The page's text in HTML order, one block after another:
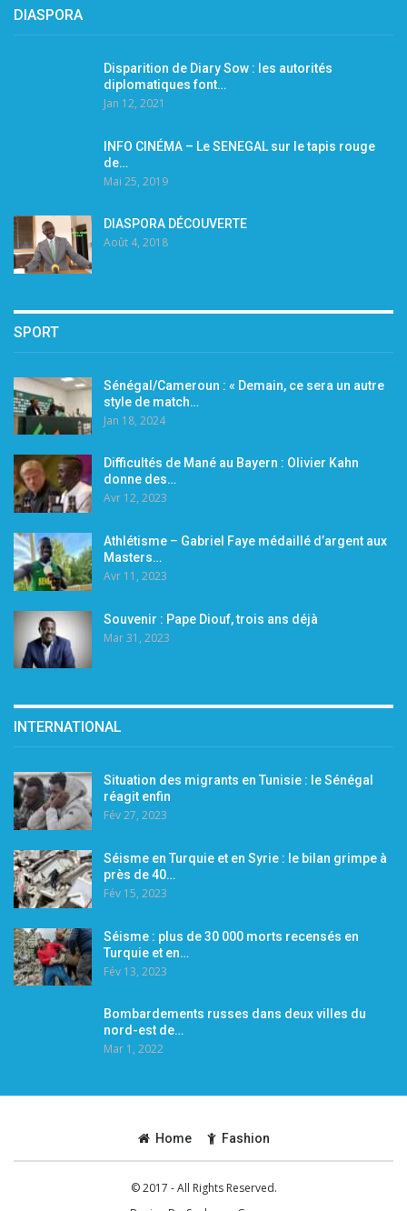
DIASPORA
Disparition de Diary Sow : les autorités
diplomatiques font…
Jan 12, 2021
INFO CINÉMA – Le SENEGAL sur le tapis rouge
de…
Mai 25, 2019
DIASPORA DÉCOUVERTE
Août 4, 2018
SPORT
Sénégal/Cameroun : « Demain, ce sera un autre
style de match…
Jan 18, 2024
Difficultés de Mané au Bayern : Olivier Kahn
donne des…
Avr 12, 2023
Athlétisme – Gabriel Faye médaillé d’argent aux
Masters…
Avr 11, 2023
Souvenir : Pape Diouf, trois ans déjà
Mar 31, 2023
INTERNATIONAL
Situation des migrants en Tunisie : le Sénégal
réagit enfin
Fév 27, 2023
Séisme en Turquie et en Syrie : le bilan grimpe à
près de 40…
Fév 15, 2023
Séisme : plus de 30 000 morts recensés en
Turquie et en…
Fév 13, 2023
Bombardements russes dans deux villes du
nord-est de…
Mar 1, 2022
Home Fashion
© 2017 - All Rights Reserved.